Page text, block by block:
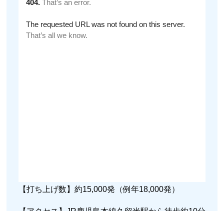
【打ち上げ数】約15,000発（例年18,000発）